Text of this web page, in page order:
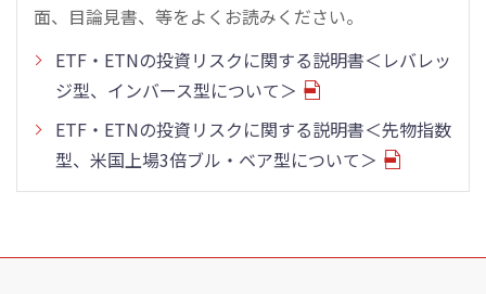
面、目論見書、等をよくお読みください。
ETF・ETNの投資リスクに関する説明書＜レバレッ
ジ型、インバース型について＞
ETF・ETNの投資リスクに関する説明書＜先物指数
型、米国上場3倍ブル・ベア型について＞
こ